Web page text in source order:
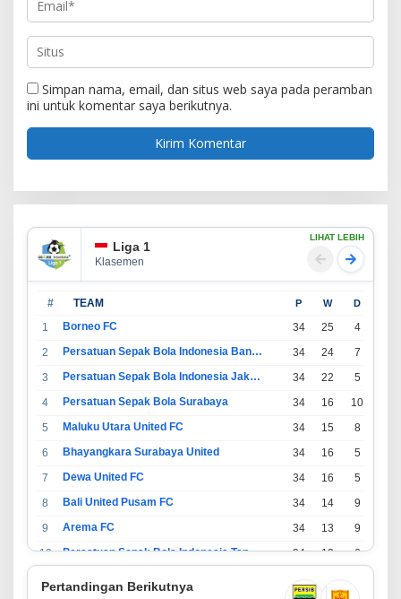
Simpan nama, email, dan situs web saya pada peramban
ini untuk komentar saya berikutnya.
Liga 1
Klasemen
LIHAT LEBIH
# TEAM P W D
1 Borneo FC 34 25 4
2
Persatuan Sepak Bola Indonesia Bandung 34 24 7
3
Persatuan Sepak Bola Indonesia Jakarta 34 22 5
4
Persatuan Sepak Bola Surabaya 34 16 10
5
Maluku Utara United FC 34 15 8
6
Bhayangkara Surabaya United 34 16 5
7
Dewa United FC 34 16 5
8
Bali United Pusam FC 34 14 9
9
Arema FC 34 13 9
10
Persatuan Sepak Bola Indonesia Tangerang 34 13 6
Pertandingan Berikutnya